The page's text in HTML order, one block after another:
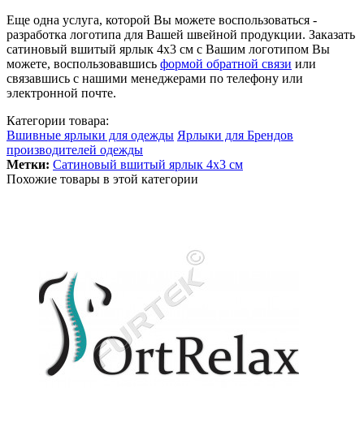
Еще одна услуга, которой Вы можете воспользоваться -
разработка логотипа для Вашей швейной продукции. Заказать
сатиновый вшитый ярлык 4х3 см с Вашим логотипом Вы
можете, воспользовавшись формой обратной связи или
связавшись с нашими менеджерами по телефону или
электронной почте.
Категории товара:
Вшивные ярлыки для одежды Ярлыки для Брендов
производителей одежды
Метки: Сатиновый вшитый ярлык 4х3 см
Похожие товары в этой категории